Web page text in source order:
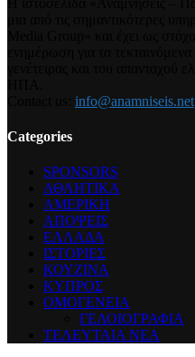
info@anamniseis.net
Categories
SPONSORS
ΑΘΛΗΤΙΚΑ
ΑΜΕΡΙΚΗ
ΑΠΟΨΕΙΣ
ΕΛΛΑΔΑ
ΙΣΤΟΡΙΕΣ
ΚΟΥΖΙΝΑ
ΚΥΠΡΟΣ
ΟΜΟΓΕΝΕΙΑ
ΓΕΛΟΙΟΓΡΑΦΙΑ
ΤΕΛΕΥΤΑΙΑ ΝΕΑ